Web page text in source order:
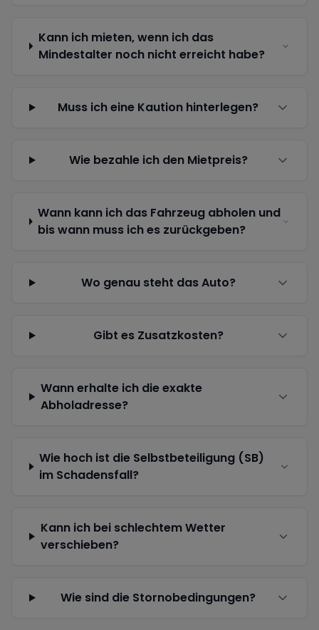
Kann ich mieten, wenn ich das
Mindestalter noch nicht erreicht habe?
Muss ich eine Kaution hinterlegen?
Wie bezahle ich den Mietpreis?
Wann kann ich das Fahrzeug abholen und
bis wann muss ich es zurückgeben?
Wo genau steht das Auto?
Gibt es Zusatzkosten?
Wann erhalte ich die exakte
Abholadresse?
Wie hoch ist die Selbstbeteiligung (SB)
im Schadensfall?
Kann ich bei schlechtem Wetter
verschieben?
Wie sind die Stornobedingungen?